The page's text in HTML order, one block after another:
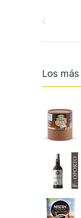
Los